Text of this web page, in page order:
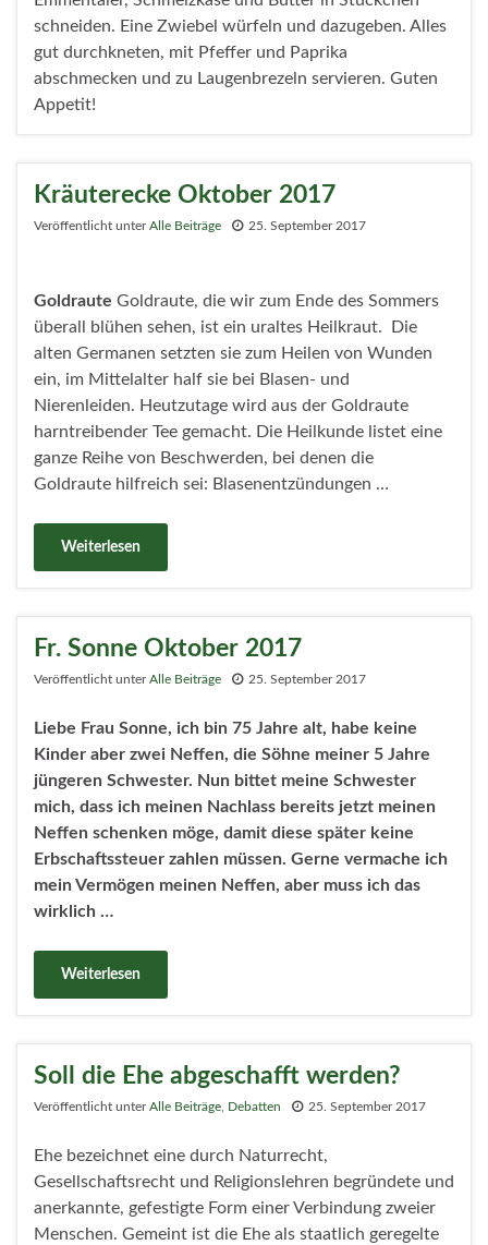
schneiden. Eine Zwiebel würfeln und dazugeben. Alles
gut durchkneten, mit Pfeffer und Paprika
abschmecken und zu Laugenbrezeln servieren. Guten
Appetit!
Kräuterecke Oktober 2017
Veröffentlicht unterAlle Beiträge 25. September 2017
Goldraute Goldraute, die wir zum Ende des Sommers
überall blühen sehen, ist ein uraltes Heilkraut. Die
alten Germanen setzten sie zum Heilen von Wunden
ein, im Mittelalter half sie bei Blasen- und
Nierenleiden. Heutzutage wird aus der Goldraute
harntreibender Tee gemacht. Die Heilkunde listet eine
ganze Reihe von Beschwerden, bei denen die
Goldraute hilfreich sei: Blasenentzündungen …
Weiterlesen
Fr. Sonne Oktober 2017
Veröffentlicht unterAlle Beiträge 25. September 2017
Liebe Frau Sonne, ich bin 75 Jahre alt, habe keine
Kinder aber zwei Neffen, die Söhne meiner 5 Jahre
jüngeren Schwester. Nun bittet meine Schwester
mich, dass ich meinen Nachlass bereits jetzt meinen
Neffen schenken möge, damit diese später keine
Erbschaftssteuer zahlen müssen. Gerne vermache ich
mein Vermögen meinen Neffen, aber muss ich das
wirklich …
Weiterlesen
Soll die Ehe abgeschafft werden?
Veröffentlicht unterAlle Beiträge Debatten 25. September 2017
Ehe bezeichnet eine durch Naturrecht,
Gesellschaftsrecht und Religionslehren begründete und
anerkannte, gefestigte Form einer Verbindung zweier
Menschen. Gemeint ist die Ehe als staatlich geregelte